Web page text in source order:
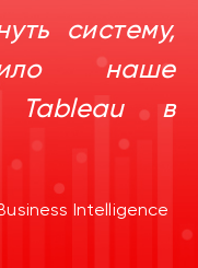
систему,
наше
Tableau в
Intelligence